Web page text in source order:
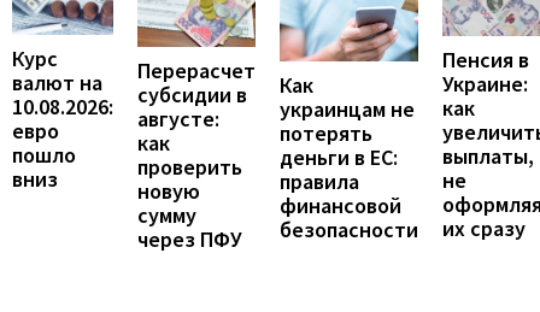
Курс
валют на
10.08.2026:
евро
пошло
вниз
Перерасчет
субсидии в
августе:
как
проверить
новую
сумму
через ПФУ
Как
украинцам не
потерять
деньги в ЕС:
правила
финансовой
безопасности
Пенсия в
Украине:
как
выплаты,
не
их сразу